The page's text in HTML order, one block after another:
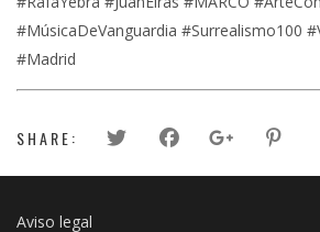
#MúsicaDeVanguardia #Surrealismo100
#Madrid
SHARE:
Aviso legal